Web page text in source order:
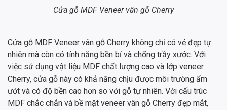
Cửa gỗ MDF Veneer vân gỗ Cherry
Cửa gỗ MDF Veneer vân gỗ Cherry không chỉ có vẻ đẹp tự
nhiên mà còn có tính năng bền bỉ và chống trầy xước. Với
việc sử dụng vật liệu MDF chất lượng cao và lớp veneer
Cherry, cửa gỗ này có khả năng chịu được môi trường ẩm
ướt và có độ bền cao hơn so với gỗ tự nhiên. Với cấu trúc
MDF chắc chắn và bề mặt veneer vân gỗ Cherry đẹp mắt,